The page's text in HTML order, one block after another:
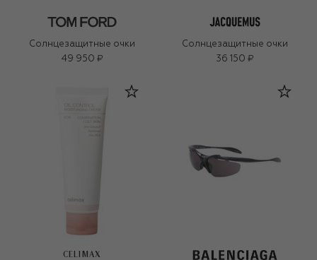
Солнцезащитные очки
49 950 ₽
Солнцезащитные очки
36 150 ₽
CELIMAX